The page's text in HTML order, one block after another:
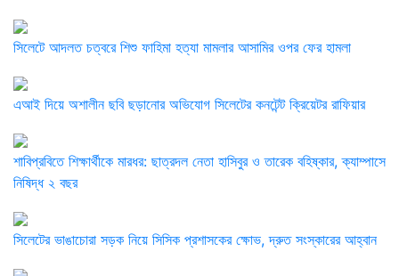
সিলেটে আদলত চত্বরে শিশু ফাহিমা হত্যা মামলার আসামির ওপর ফের হামলা
এআই দিয়ে অশালীন ছবি ছড়ানোর অভিযোগ সিলেটের কনটেন্ট ক্রিয়েটর রাফিয়ার
শাবিপ্রবিতে শিক্ষার্থীকে মারধর: ছাত্রদল নেতা হাসিবুর ও তারেক বহিষ্কার, ক্যাম্পাসে
নিষিদ্ধ ২ বছর
সিলেটের ভাঙাচোরা সড়ক নিয়ে সিসিক প্রশাসকের ক্ষোভ, দ্রুত সংস্কারের আহ্বান